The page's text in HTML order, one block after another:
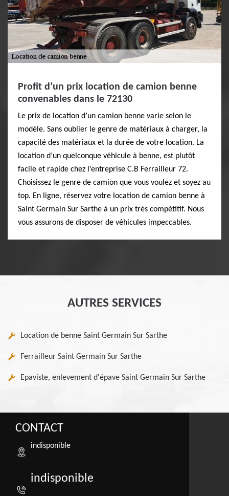
Profit d’un prix location de camion benne
convenables dans le 72130
Le prix de location d’un camion benne varie selon le
modèle. Sans oublier le genre de matériaux à charger, la
capacité des matériaux et la durée de votre location. La
location d’un quelconque véhicule à benne, est plutôt
facile et rapide chez l’entreprise C.B Ferrailleur 72.
Choisissez le genre de camion que vous voulez et soyez au
top. En ligne, réservez votre location de camion benne à
Saint Germain Sur Sarthe à un prix très compétitif. Nous
vous assurons de disposer de véhicules impeccables.
AUTRES SERVICES
Location de benne Saint Germain Sur Sarthe
Ferrailleur Saint Germain Sur Sarthe
Epaviste, enlevement d'épave Saint Germain Sur Sarthe
CONTACT
indisponible
indisponible